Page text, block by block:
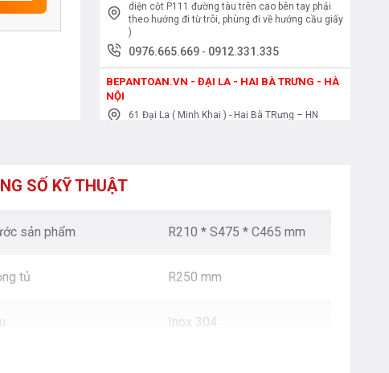
diện cột P111 đường tàu trên cao bên tay phải
theo hướng đi từ trôi, phùng đi về hướng cầu giấy
)
0976.665.669 - 0912.331.335
BEPANTOAN.VN - ĐẠI LA - HAI BÀ TRƯNG - HÀ
NỘI
61 Đại La ( Minh Khai ) - Hai Bà TRưng – HN
XUÂN - HÀ NỘI
Căn 08 - TT1.4 Khu Dự Án Calyx Residence
0976.665.669 - 0912.331.335
SỐ KỸ THUẬT
sản phẩm R210 * S475 * C465 mm
tủ R250 mm
Inox 304